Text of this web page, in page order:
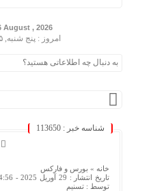
August , 2026
امروز : پنج شنبه, ۱۵ مرداد , ۱۴۰۵
شناسه خبر : 113650
خانه » بورس و فارکس
تاریخ انتشار : 29 آوریل 2025 - 14:56 |
توسط : تسنیم